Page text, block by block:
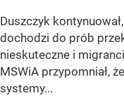
Duszczyk
dochodzi do prób
nieskuteczne i
MSWiA przypomniał,
systemy...